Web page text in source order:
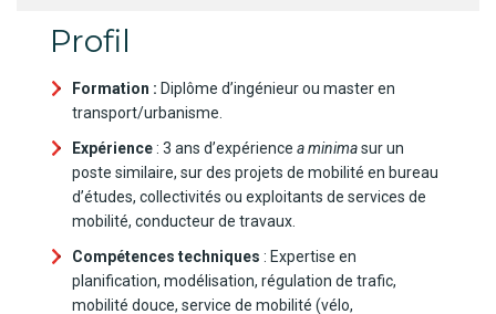
Profil
Formation : Diplôme d’ingénieur ou master en
transport/urbanisme.
Expérience: 3 ans d’expérience a minimasur un
poste similaire, sur des projets de mobilité en bureau
d’études, collectivités ou exploitants de services de
mobilité, conducteur de travaux.
Compétences techniques : Expertise en
planification, modélisation, régulation de trafic,
mobilité douce, service de mobilité (vélo,